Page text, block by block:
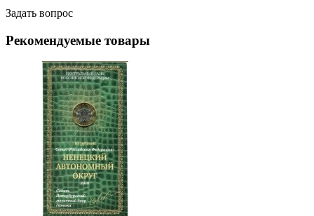
Задать вопрос
Рекомендуемые товары